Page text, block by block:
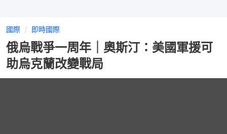
國際 即時國際
俄烏戰爭一周年｜奧斯汀：美國軍援可
助烏克蘭改變戰局